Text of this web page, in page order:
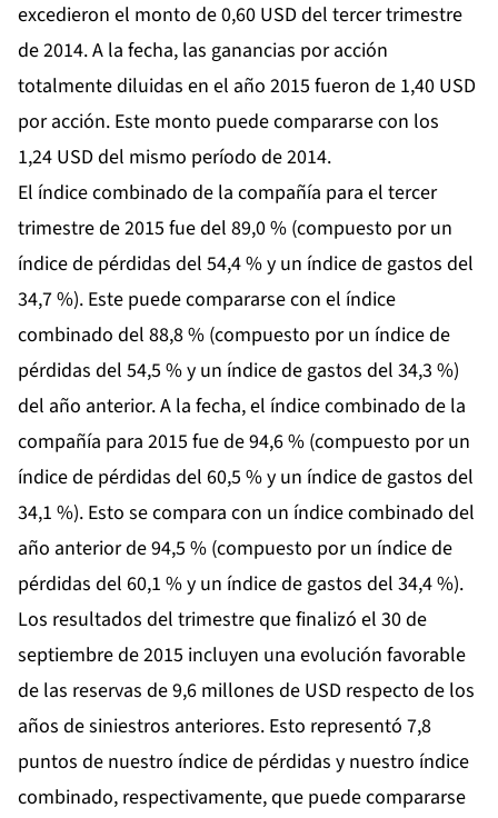
excedieron el monto de 0,60 USD del tercer trimestre
de 2014. A la fecha, las ganancias por acción
totalmente diluidas en el año 2015 fueron de 1,40 USD
por acción. Este monto puede compararse con los
1,24 USD del mismo período de 2014.
El índice combinado de la compañía para el tercer
trimestre de 2015 fue del 89,0 % (compuesto por un
índice de pérdidas del 54,4 % y un índice de gastos del
34,7 %). Este puede compararse con el índice
combinado del 88,8 % (compuesto por un índice de
pérdidas del 54,5 % y un índice de gastos del 34,3 %)
del año anterior. A la fecha, el índice combinado de la
compañía para 2015 fue de 94,6 % (compuesto por un
índice de pérdidas del 60,5 % y un índice de gastos del
34,1 %). Esto se compara con un índice combinado del
año anterior de 94,5 % (compuesto por un índice de
pérdidas del 60,1 % y un índice de gastos del 34,4 %).
Los resultados del trimestre que finalizó el 30 de
septiembre de 2015 incluyen una evolución favorable
de las reservas de 9,6 millones de USD respecto de los
años de siniestros anteriores. Esto representó 7,8
puntos de nuestro índice de pérdidas y nuestro índice
combinado, respectivamente, que puede compararse